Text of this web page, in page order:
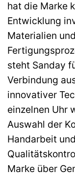
hat die Marke
Entwicklung
Materialien
steht Sanday
Verbindung
innovativer
einzelnen Uhr
Auswahl der
Handarbeit
Marke über